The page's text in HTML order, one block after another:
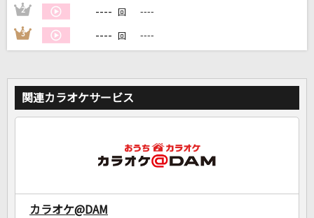
2 ---- 回 ----
3 ---- 回 ----
関連カラオケサービス
カラオケ@DAM